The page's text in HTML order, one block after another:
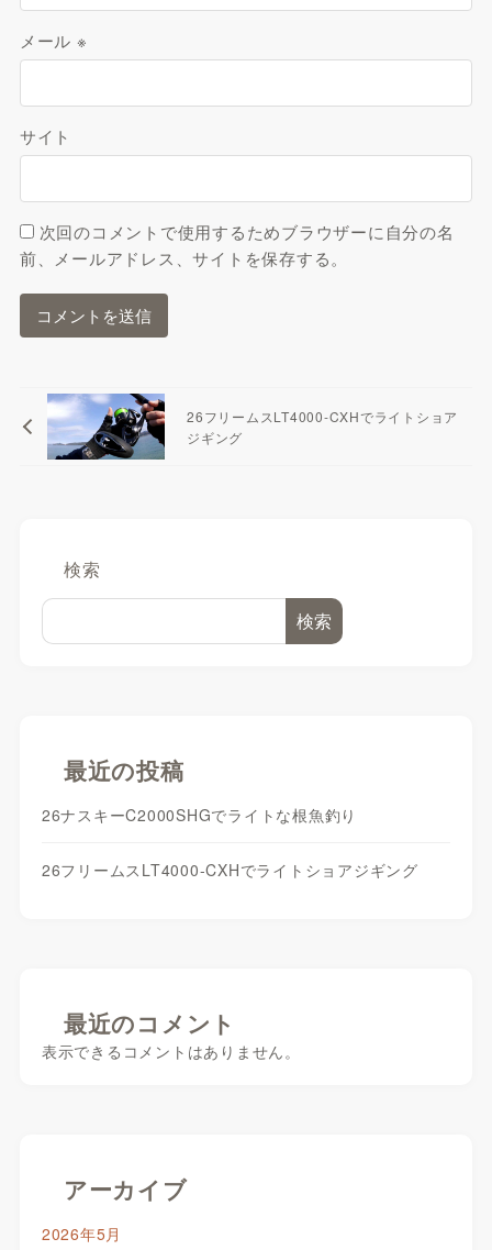
メール ※
サイト
次回のコメントで使用するためブラウザーに自分の名
前、メールアドレス、サイトを保存する。
26フリームスLT4000-CXHでライトショア
ジギング
検索
検索
最近の投稿
26ナスキーC2000SHGでライトな根魚釣り
26フリームスLT4000-CXHでライトショアジギング
最近のコメント
表示できるコメントはありません。
アーカイブ
2026年5月